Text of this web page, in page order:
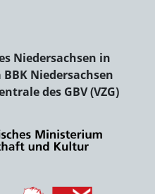
Niedersachsen in
Niedersachsen
des GBV (VZG)